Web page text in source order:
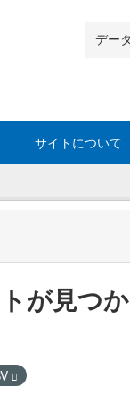
サイトについて
が見つか